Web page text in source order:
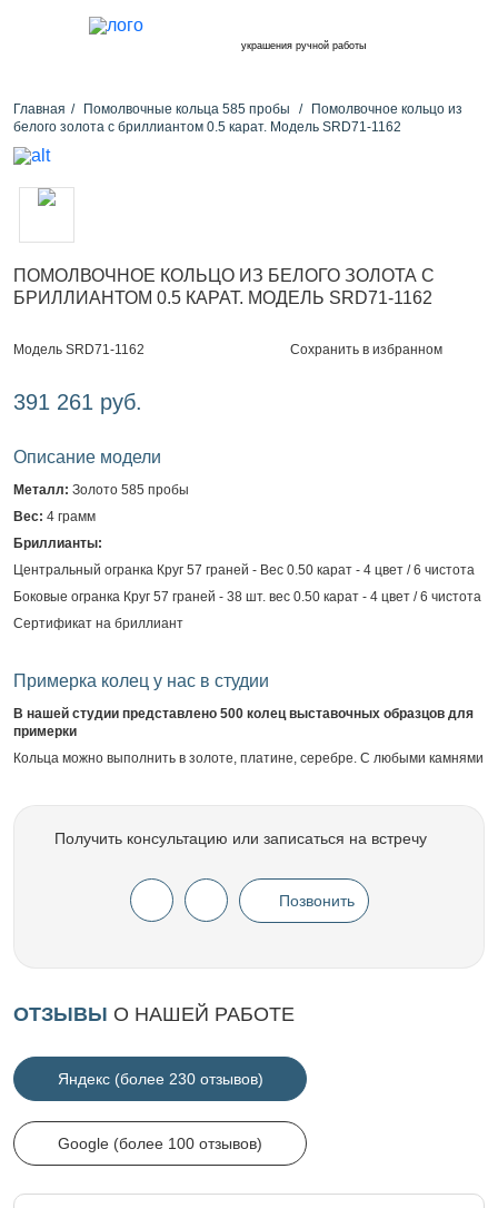
украшения ручной работы
Главная Помолвочные кольца 585 пробы
Помолвочное кольцо из
белого золота с бриллиантом 0.5 карат. Модель SRD71-1162
ПОМОЛВОЧНОЕ КОЛЬЦО ИЗ БЕЛОГО ЗОЛОТА С
БРИЛЛИАНТОМ 0.5 КАРАТ. МОДЕЛЬ SRD71-1162
Модель SRD71-1162 Сохранить в избранном
391 261 руб.
Описание модели
Металл: Золото 585 пробы
Вес: 4 грамм
Бриллианты:
Центральный огранка Круг 57 граней - Вес 0.50 карат - 4 цвет / 6 чистота
Боковые огранка Круг 57 граней - 38 шт. вес 0.50 карат - 4 цвет / 6 чистота
Сертификат на бриллиант
Примерка колец у нас в студии
В нашей студии представлено 500 колец выставочных образцов для
примерки
Кольца можно выполнить в золоте, платине, серебре. С любыми камнями
Получить консультацию или записаться на встречу
Позвонить
ОТЗЫВЫ О НАШЕЙ РАБОТЕ
Яндекс (более 230 отзывов)
Google (более 100 отзывов)